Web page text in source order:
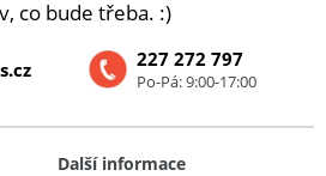
co bude třeba. :)
227 272 797
Po-Pá: 9:00-17:00
Další informace